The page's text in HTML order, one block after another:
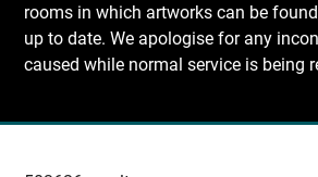
rooms in which artworks can be
up to date. We apologise for any
caused while normal service is being
Recherche